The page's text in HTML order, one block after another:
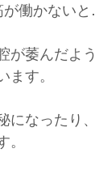
が働かないと
萎んだよ
す。
になったり